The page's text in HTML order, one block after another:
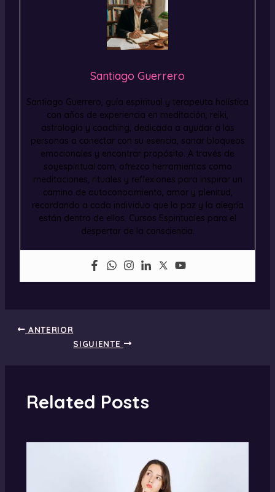
Santiago Guerrero
Santiago Guerrero, guía espiritual y terapeuta holística
con años de experiencia en meditación, reiki,
astrología y coaching, dedicada a ayudar a las
personas a conectar con su esencia, sanar bloqueos
emocionales y encontrar propósito. A través de
soyespiritual.com, ofrezco herramientas como
meditaciones, rituales y reflexiones para inspirar un
camino de autoconocimiento, amor y plenitud,
recordando a cada individuo que la paz y la alegría
están dentro de ellos. Cursos Espirituales para el
despertar de la consciencia.
ANTERIOR
SIGUIENTE
Related Posts